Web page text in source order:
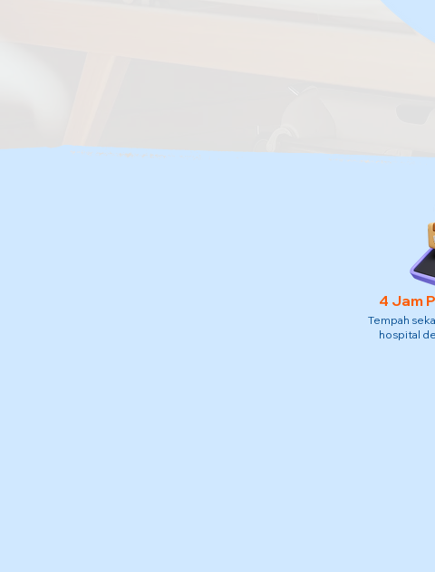
4 Jam
Tempah
hospital